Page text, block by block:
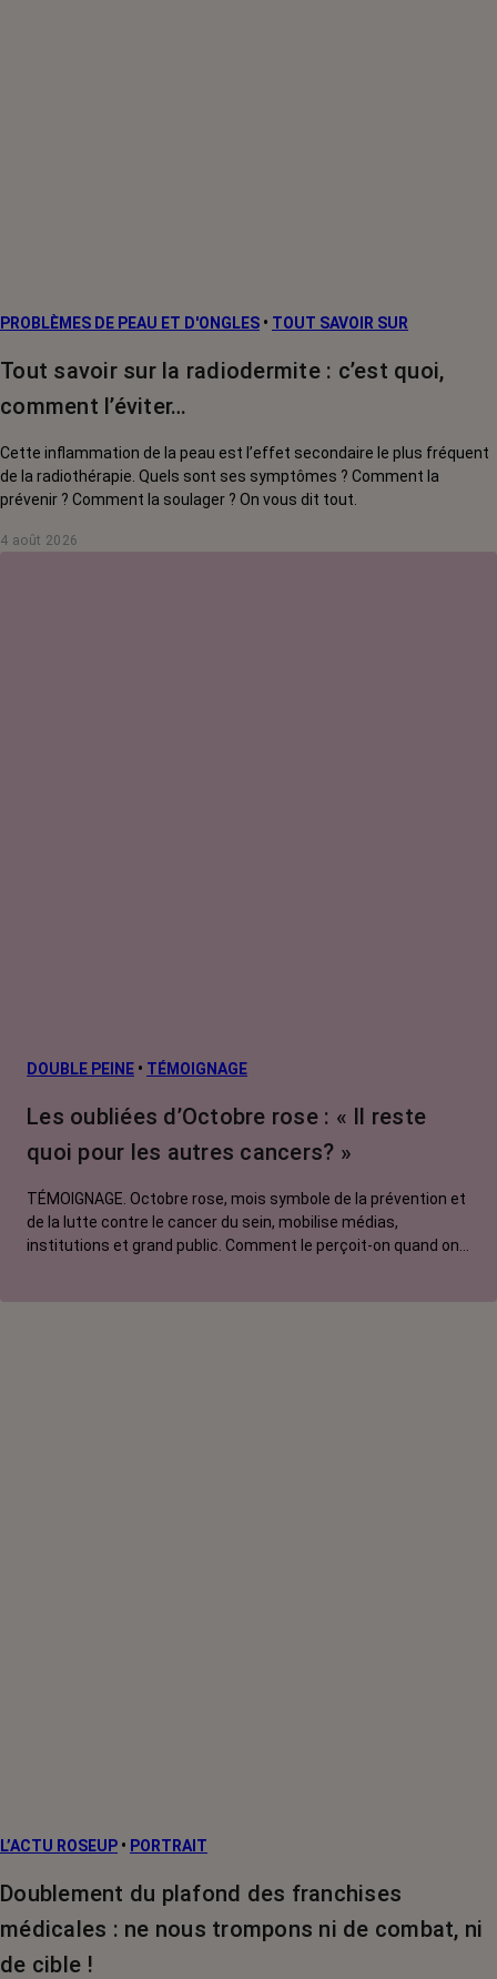
PROBLÈMES DE PEAU ET D'ONGLES • TOUT SAVOIR SUR
Tout savoir sur la radiodermite : c’est quoi,
comment l’éviter…
Cette inflammation de la peau est l’effet secondaire le plus fréquent
de la radiothérapie. Quels sont ses symptômes ? Comment la
prévenir ? Comment la soulager ? On vous dit tout.
4 août 2026
DOUBLE PEINE • TÉMOIGNAGE
Les oubliées d’Octobre rose : « Il reste
quoi pour les autres cancers? »
TÉMOIGNAGE. Octobre rose, mois symbole de la prévention et
de la lutte contre le cancer du sein, mobilise médias,
institutions et grand public. Comment le perçoit-on quand on
L’ACTU ROSEUP • PORTRAIT
Doublement du plafond des franchises
médicales : ne nous trompons ni de combat, ni
de cible !